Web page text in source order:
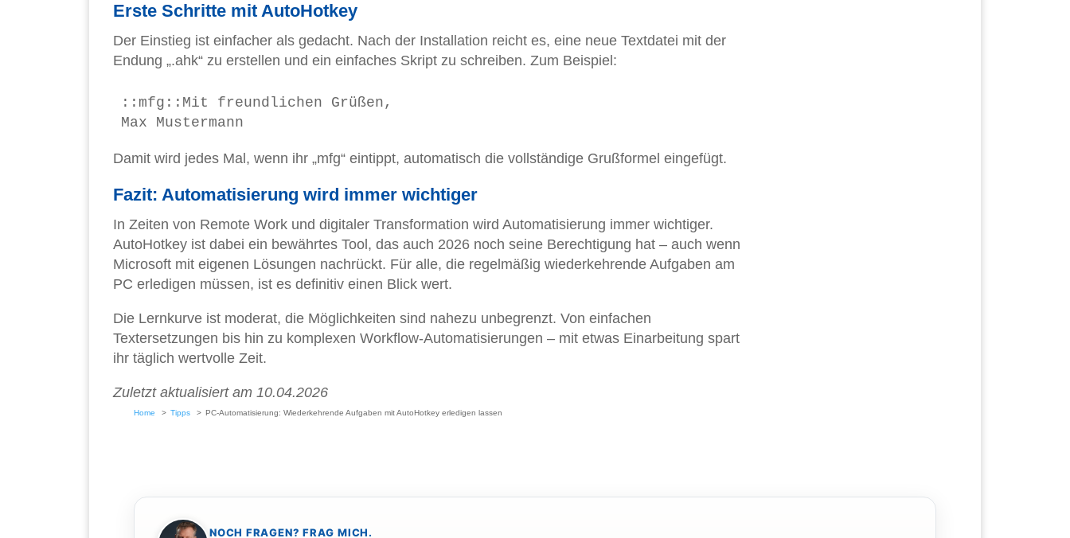
Erste Schritte mit AutoHotkey
Der Einstieg ist einfacher als gedacht. Nach der Installation reicht es, eine neue Textdatei mit der
Endung „.ahk“ zu erstellen und ein einfaches Skript zu schreiben. Zum Beispiel:
::mfg::Mit freundlichen Grüßen,
Damit wird jedes Mal, wenn ihr „mfg“ eintippt, automatisch die vollständige Grußformel eingefügt.
Fazit: Automatisierung wird immer wichtiger
In Zeiten von Remote Work und digitaler Transformation wird Automatisierung immer wichtiger.
AutoHotkey ist dabei ein bewährtes Tool, das auch 2026 noch seine Berechtigung hat – auch wenn
Microsoft mit eigenen Lösungen nachrückt. Für alle, die regelmäßig wiederkehrende Aufgaben am
PC erledigen müssen, ist es definitiv einen Blick wert.
Die Lernkurve ist moderat, die Möglichkeiten sind nahezu unbegrenzt. Von einfachen
Textersetzungen bis hin zu komplexen Workflow-Automatisierungen – mit etwas Einarbeitung spart
ihr täglich wertvolle Zeit.
Zuletzt aktualisiert am 10.04.2026
Home Tipps PC-Automatisierung: Wiederkehrende Aufgaben mit AutoHotkey erledigen lassen
NOCH FRAGEN? FRAG MICH.